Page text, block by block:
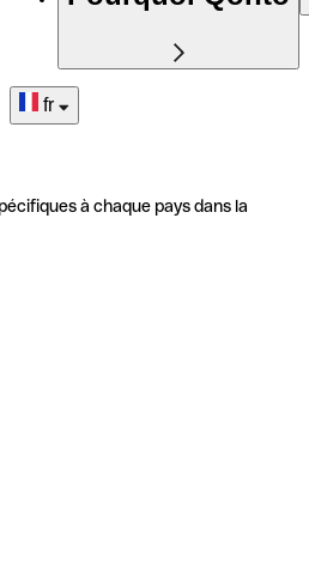
fr
à chaque pays dans la